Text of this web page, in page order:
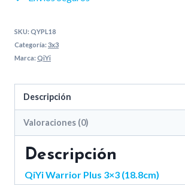
SKU:QYPL18
Categoría:3x3
Marca:QiYi
Descripción
Valoraciones (0)
Descripción
QiYi Warrior Plus 3×3 (18.8cm)